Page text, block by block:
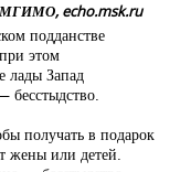
МГИМО, echo.msk.ru
подданстве
этом
лады Запад
бесстыдство.
получать в подарок
жены или детей.